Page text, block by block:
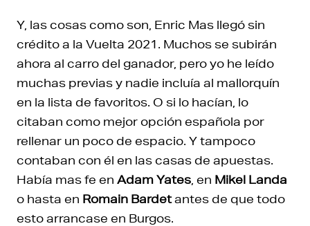
Y, las cosas como son, Enric Mas llegó sin
crédito a la Vuelta 2021. Muchos se subirán
ahora al carro del ganador, pero yo he leído
muchas previas y nadie incluía al mallorquín
en la lista de favoritos. O si lo hacían, lo
citaban como mejor opción española por
rellenar un poco de espacio. Y tampoco
contaban con él en las casas de apuestas.
Había mas fe en Adam Yates , en Mikel Landa
o hasta en Romain Bardetantes de que todo
esto arrancase en Burgos.